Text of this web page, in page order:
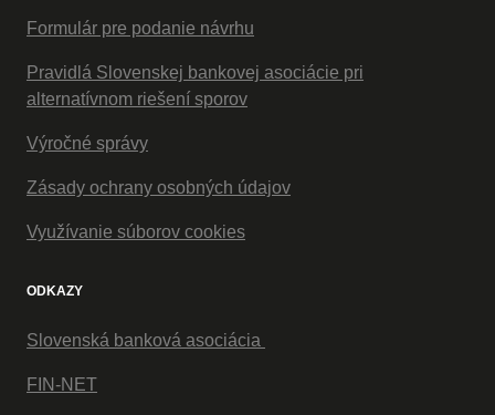
Formulár pre podanie návrhu
Pravidlá Slovenskej bankovej asociácie pri
alternatívnom riešení sporov
Výročné správy
Zásady ochrany osobných údajov
Využívanie súborov cookies
ODKAZY
Slovenská banková asociácia
FIN-NET